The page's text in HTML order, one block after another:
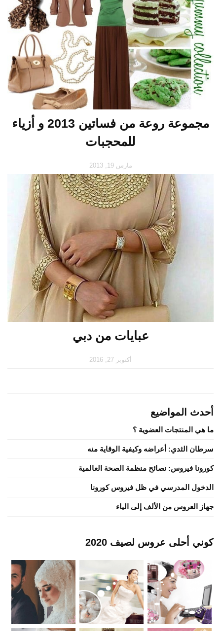
مجموعة روعة من فساتين 2013 و أزياء
للمحجبات
مارس 19, 2013
عبايات من دبي
أكتوبر 27, 2016
أحدث المواضيع
ما هي المنتجات العضوية ؟
سرطان الثدي: أعراضه وكيفية الوقاية منه
كورونا فيروس: نصائح منظمة الصحة العالمية
الدخول المدرسي في ظل فيروس كورونا
جهاز العروس من الألف إلى الياء
كوني أحلى عروس لصيف 2020